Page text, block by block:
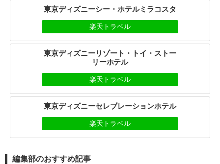
東京ディズニーシー・ホテルミラコスタ
楽天トラベル
東京ディズニーリゾート・トイ・ストー
リーホテル
楽天トラベル
東京ディズニーセレブレーションホテル
楽天トラベル
編集部のおすすめ記事